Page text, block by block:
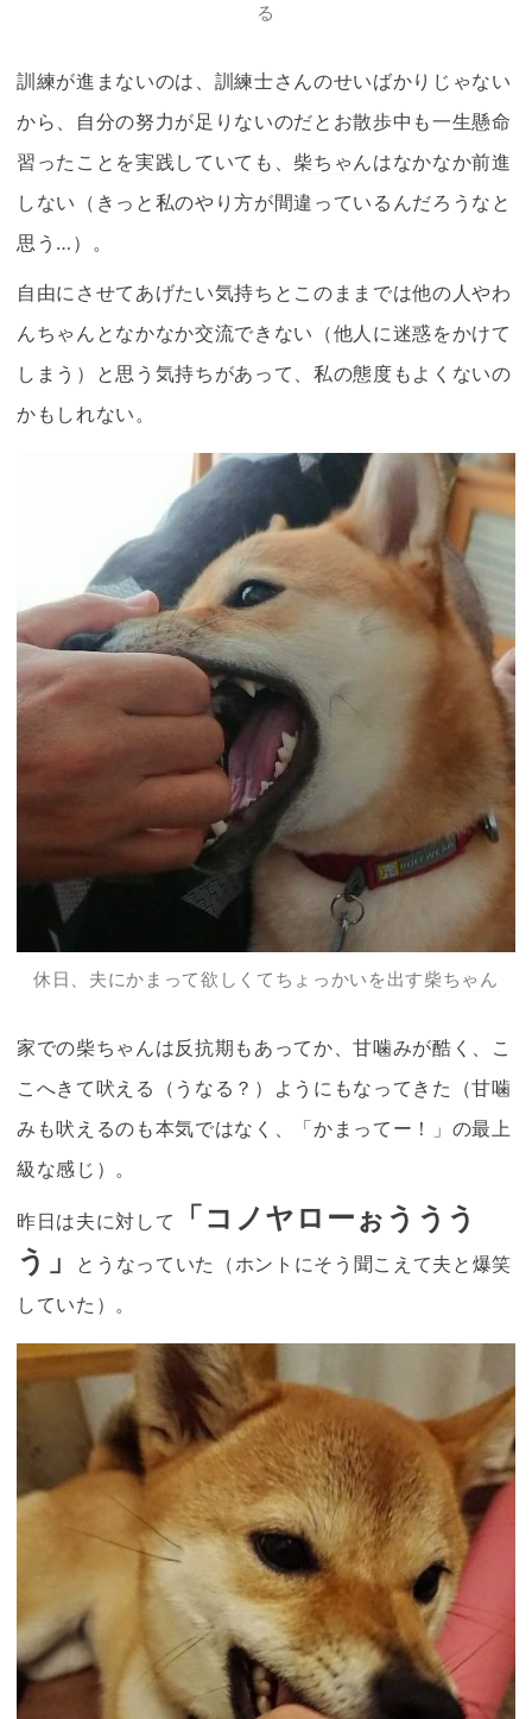
る
訓練が進まないのは、訓練士さんのせいばかりじゃない
から、自分の努力が足りないのだとお散歩中も一生懸命
習ったことを実践していても、 柴ちゃんはなかなか前進
しない（きっと私のやり方が間違っているんだろうなと
思う…）。
自由にさせてあげたい気持ちとこのままでは他の人やわ
んちゃんとなかなか交流できない（他人に迷惑をかけて
しまう）と思う気持ちがあって、私の態度もよくないの
かもしれない。
休日、夫にかまって欲しくてちょっかいを出す柴ちゃん
家での柴ちゃんは反抗期もあってか、甘噛みが酷く、こ
こへきて吠える（うなる？）ようにもなってきた（甘噛
みも吠えるのも本気ではなく、「かまってー！」の最上
級な感じ）。
昨日は夫に対して
「コノヤローぉううう
う」
とうなっていた（ホントにそう聞こえて夫と爆笑
していた）。